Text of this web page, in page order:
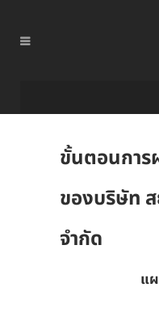
ขั้นตอนการ
ของบริษัท
จำกัด
แ